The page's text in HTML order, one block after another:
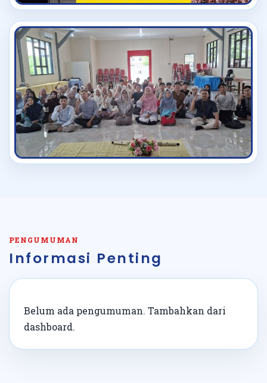
PENGUMUMAN
Informasi Penting
Belum ada pengumuman. Tambahkan dari
dashboard.